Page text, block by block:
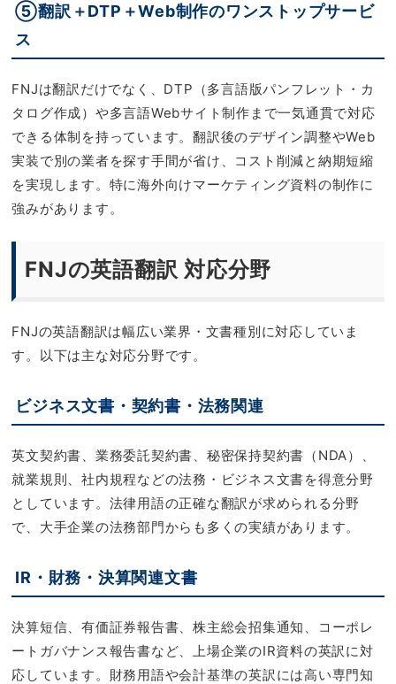
⑤翻訳＋DTP＋Web制作のワンストップサービ
ス
FNJは翻訳だけでなく、DTP（多言語版パンフレット・カ
タログ作成）や多言語Webサイト制作まで一気通貫で対応
できる体制を持っています。翻訳後のデザイン調整やWeb
実装で別の業者を探す手間が省け、コスト削減と納期短縮
を実現します。特に海外向けマーケティング資料の制作に
強みがあります。
FNJの英語翻訳 対応分野
FNJの英語翻訳は幅広い業界・文書種別に対応していま
す。以下は主な対応分野です。
ビジネス文書・契約書・法務関連
英文契約書、業務委託契約書、秘密保持契約書（NDA）、
就業規則、社内規程などの法務・ビジネス文書を得意分野
としています。法律用語の正確な翻訳が求められる分野
で、大手企業の法務部門からも多くの実績があります。
IR・財務・決算関連文書
決算短信、有価証券報告書、株主総会招集通知、コーポレ
ートガバナンス報告書など、上場企業のIR資料の英訳に対
応しています。財務用語や会計基準の英訳には高い専門知